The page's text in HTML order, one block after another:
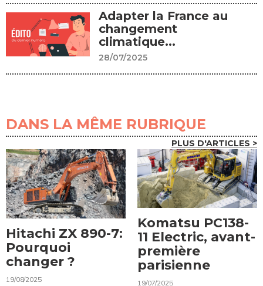
Adapter la France au
changement
climatique...
28/07/2025
DANS LA MÊME RUBRIQUE
PLUS D'ARTICLES >
Hitachi ZX 890-7:
Pourquoi
changer ?
19/08/2025
Komatsu PC138-
11 Electric, avant-
première
parisienne
19/07/2025